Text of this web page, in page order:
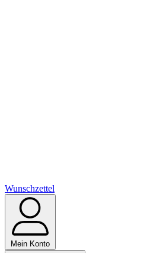
Wunschzettel
Mein Konto